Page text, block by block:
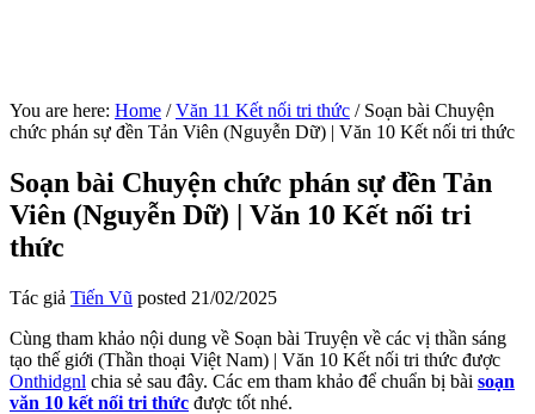
You are here: Home / Văn 11 Kết nối tri thức /Soạn bài Chuyện
chức phán sự đền Tản Viên (Nguyễn Dữ) | Văn 10 Kết nối tri thức
Soạn bài Chuyện chức phán sự đền Tản
Viên (Nguyễn Dữ) | Văn 10 Kết nối tri
thức
Tác giả Tiến Vũ posted 21/02/2025
Cùng tham khảo nội dung về Soạn bài Truyện về các vị thần sáng
tạo thế giới (Thần thoại Việt Nam) | Văn 10 Kết nối tri thức được
Onthidgnl chia sẻ sau đây. Các em tham khảo để chuẩn bị bài soạn
văn 10 kết nối tri thức được tốt nhé.